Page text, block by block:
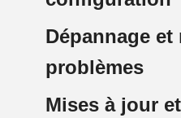
Dépannage
problèmes
Mises à jour